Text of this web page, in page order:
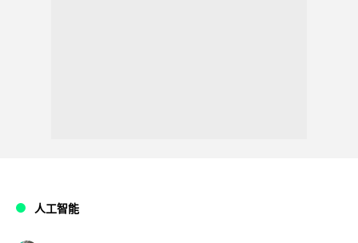
人工智能